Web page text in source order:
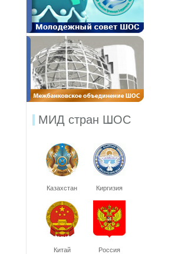
МИД стран ШОС
Казахстан Киргизия
Китай Россия